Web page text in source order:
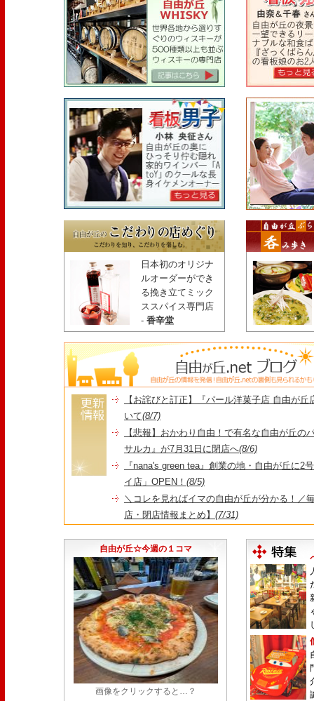
日本初のオリジナ
ルオーダーができ
る挽き立てミック
ススパイス専門店
- 香辛堂
【お詫びと訂正】『パール洋菓子店 自由が
いて(8/7)
【悲報】おかわり自由！で有名な自由が丘の
サルカ』が7月31日に閉店へ(8/6)
『nana's green tea』創業の地・自由が丘に2
イ店」OPEN！ (8/5)
＼コレを見ればイマの自由が丘が分かる！／
店・閉店情報まとめ】 (7/31)
永久パス配布も！
自由が丘☆今週の１コマ
画像をクリックすると…？